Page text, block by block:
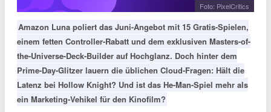
Foto: PixelCritics
Amazon Luna poliert das Juni-Angebot mit 15 Gratis-Spielen,
einem fetten Controller-Rabatt und dem exklusiven Masters-of-
the-Universe-Deck-Builder auf Hochglanz. Doch hinter dem
Prime-Day-Glitzer lauern die üblichen Cloud-Fragen: Hält die
Latenz bei Hollow Knight? Und ist das He-Man-Spiel mehr als
ein Marketing-Vehikel für den Kinofilm?